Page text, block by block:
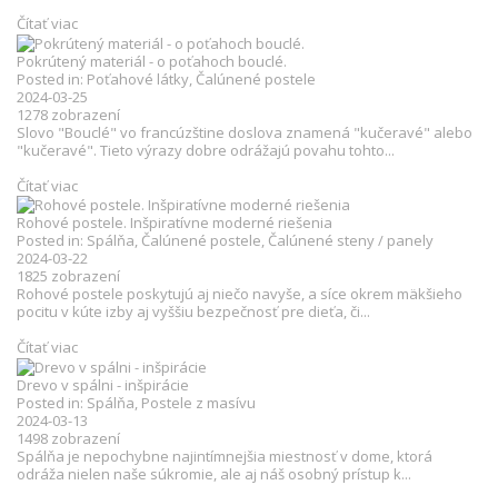
Čítať viac
Pokrútený materiál - o poťahoch bouclé.
Posted in: Poťahové látky, Čalúnené postele
2024-03-25
1278 zobrazení
Slovo "Bouclé" vo francúzštine doslova znamená "kučeravé" alebo
"kučeravé". Tieto výrazy dobre odrážajú povahu tohto...
Čítať viac
Rohové postele. Inšpiratívne moderné riešenia
Posted in: Spálňa, Čalúnené postele, Čalúnené steny / panely
2024-03-22
1825 zobrazení
Rohové postele poskytujú aj niečo navyše, a síce okrem mäkšieho
pocitu v kúte izby aj vyššiu bezpečnosť pre dieťa, či...
Čítať viac
Drevo v spálni - inšpirácie
Posted in: Spálňa, Postele z masívu
2024-03-13
1498 zobrazení
Spálňa je nepochybne najintímnejšia miestnosť v dome, ktorá
odráža nielen naše súkromie, ale aj náš osobný prístup k...